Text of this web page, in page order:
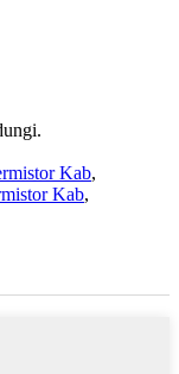
Kab,
Kab,